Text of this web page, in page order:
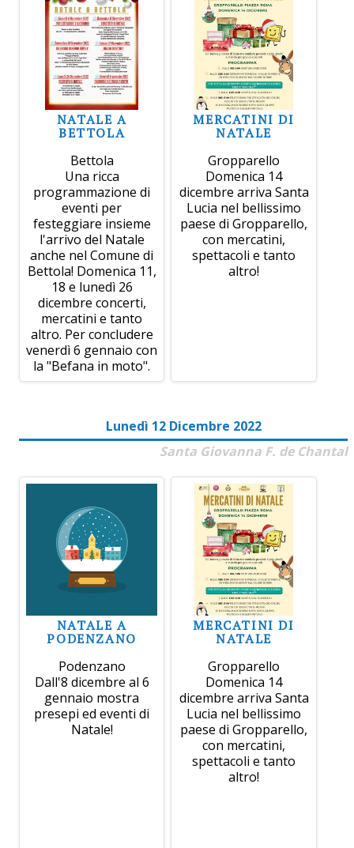
NATALE A
BETTOLA
Bettola
Una ricca
programmazione di
eventi per
festeggiare insieme
l'arrivo del Natale
anche nel Comune di
Bettola! Domenica 11,
18 e lunedì 26
dicembre concerti,
mercatini e tanto
altro. Per concludere
venerdì 6 gennaio con
la "Befana in moto".
MERCATINI DI
NATALE
Gropparello
Domenica 14
dicembre arriva Santa
Lucia nel bellissimo
paese di Gropparello,
con mercatini,
spettacoli e tanto
altro!
Lunedì 12 Dicembre 2022
Santa Giovanna F. de Chantal
NATALE A
PODENZANO
Podenzano
Dall'8 dicembre al 6
gennaio mostra
presepi ed eventi di
Natale!
MERCATINI DI
NATALE
Gropparello
Domenica 14
dicembre arriva Santa
Lucia nel bellissimo
paese di Gropparello,
con mercatini,
spettacoli e tanto
altro!